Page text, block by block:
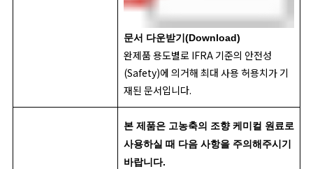
문서 다운받기(Download)
완제품 용도별로 IFRA 기준의 안전성
(Safety)에 의거해 최대 사용 허용치가 기
재된 문서입니다.
본 제품은 고농축의 조향 케미컬 원료로
사용하실 때 다음 사항을 주의해주시기
바랍니다.